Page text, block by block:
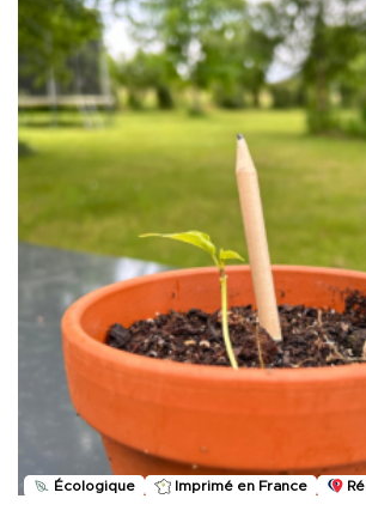
Écologique Imprimé en France